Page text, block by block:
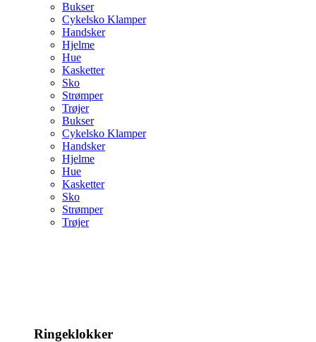
Bukser
Cykelsko Klamper
Handsker
Hjelme
Hue
Kasketter
Sko
Strømper
Trøjer
Bukser
Cykelsko Klamper
Handsker
Hjelme
Hue
Kasketter
Sko
Strømper
Trøjer
Ringeklokker